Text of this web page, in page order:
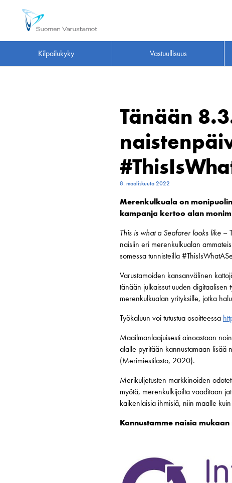
Kilpailukyky Vastuullisuus
Tänään
8. maaliskuuta 2022
Merenkulkuala on
kampanja kertoo alan
This is what a Seafarer looks like –
naisiin eri merenkulkualan
somessa tunnisteilla
Varustamoiden kansanvälinen
tänään julkaissut uuden digitaalisen
merenkulkualan yrityksille, jotka
Työkaluun voi tutustua osoitteessa
Maailmanlaajuisesti ainoastaan
alalle pyritään kannustamaan lisää
(Merimiestilasto, 2020).
Merikuljetusten markkinoiden
myötä, merenkulkijoilta vaaditaan
kaikenlaisia ihmisiä, niin maalle
Kannustamme naisia